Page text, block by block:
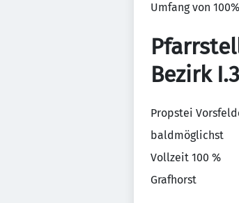
Umfang von 100%
Bezirk
Propstei
baldmöglichst
Vollzeit 100 %
Grafhorst